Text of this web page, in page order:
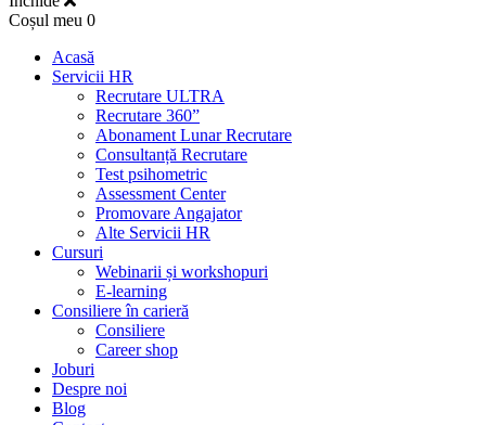
Coșul meu 0
Acasă
Servicii HR
Recrutare ULTRA
Recrutare 360”
Abonament Lunar Recrutare
Consultanță Recrutare
Test psihometric
Assessment Center
Promovare Angajator
Alte Servicii HR
Cursuri
Webinarii și workshopuri
E-learning
Consiliere în carieră
Consiliere
Career shop
Joburi
Despre noi
Blog